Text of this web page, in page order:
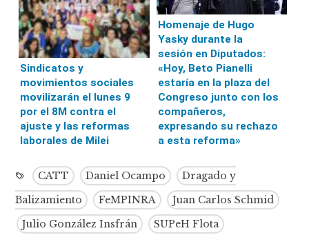
Sindicatos y
movimientos sociales
movilizarán el lunes 9
por el 8M contra el
ajuste y las reformas
laborales de Milei
Homenaje de Hugo
Yasky durante la
sesión en Diputados:
«Hoy, Beto Pianelli
estaría en la plaza del
Congreso junto con los
compañeros,
expresando su rechazo
a esta reforma»
CATT Daniel Ocampo
Dragado y
Balizamiento
FeMPINRA
Juan Carlos Schmid
Julio González Insfrán
SUPeH Flota